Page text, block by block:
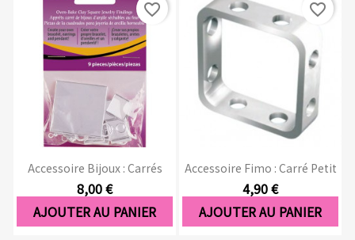
Accessoire Bijoux : Carrés
8,00 €
AJOUTER AU PANIER
favorite_border
Accessoire Fimo : Carré Petit
4,90 €
AJOUTER AU PANIER
favorite_border